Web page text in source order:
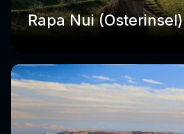
Rapa Nui (Osterinsel)